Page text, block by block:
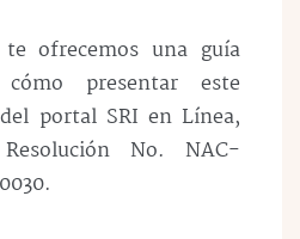
ofrecemos una guía
presentar este
portal SRI en Línea,
No. NAC-